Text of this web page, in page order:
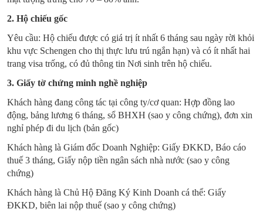
2. Hộ chiếu gốc
Yêu cầu: Hộ chiếu được có giá trị ít nhất 6 tháng sau ngày rời khỏi
khu vực Schengen cho thị thực lưu trú ngắn hạn) và có ít nhất hai
trang visa trống, có đủ thông tin Nơi sinh trên hộ chiếu.
3. Giấy tờ chứng minh nghề nghiệp
Khách hàng đang công tác tại công ty/cơ quan: Hợp đồng lao
động, bảng lương 6 tháng, sổ BHXH (sao y công chứng), đơn xin
nghỉ phép đi du lịch (bản gốc)
Khách hàng là Giám đốc Doanh Nghiệp: Giấy ĐKKD, Báo cáo
thuế 3 tháng, Giấy nộp tiền ngân sách nhà nước (sao y công
chứng)
Khách hàng là Chủ Hộ Đăng Ký Kinh Doanh cá thể: Giấy
ĐKKD, biên lai nộp thuế (sao y công chứng)